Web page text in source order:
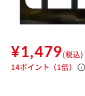
¥1,479(税込)
14ポイント （1倍） info